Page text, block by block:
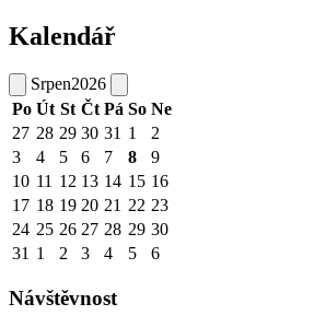
Kalendář
Srpen2026
Po Út St Čt Pá So Ne
27 28 29 30 31 1
2
3
4 5 6 7 8
9
10 11 12 13 14 15 16
17 18 19 20 21 22 23
24 25 26 27 28 29 30
31 1 2 3 4 5 6
Návštěvnost